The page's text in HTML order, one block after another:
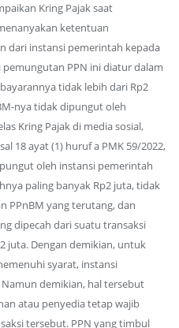
Kring Pajak saat
ketentuan
dari instansi pemerintah kepada
PPN ini diatur dalam
tidak lebih dari Rp2
nya tidak dipungut oleh
Kring Pajak di media sosial,
18 ayat (1) huruf a PMK 59/2022,
oleh instansi pemerintah
paling banyak Rp2 juta, tidak
PPnBM yang terutang, dan
dipecah dari suatu transaksi
juta. Dengan demikian, untuk
syarat, instansi
demikian, hal tersebut
atau penyedia tetap wajib
tersebut. PPN yang timbul